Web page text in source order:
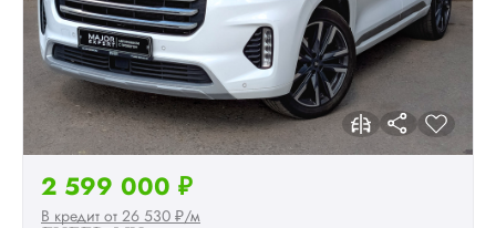
2 599 000 ₽
В кредит от 26 530 ₽/м